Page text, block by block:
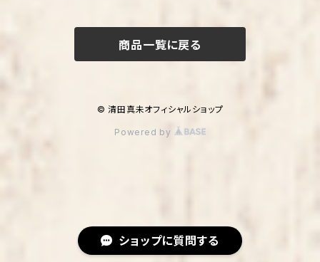
ショップに質問する
ラッピング ピンク
商品一覧に戻る
© 清田真未オフィシャルショップ
Powered by